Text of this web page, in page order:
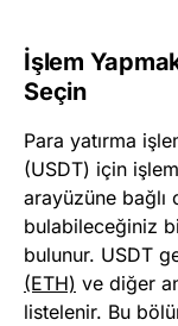
İşlem
Seçin
Para yatırma
(USDT) için
arayüzüne bağlı
bulabileceğiniz
bulunur. USDT
(ETH) ve diğer
listelenir. Bu